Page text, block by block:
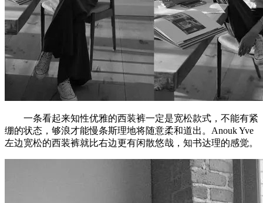
一条看起来知性优雅的西装裤一定是宽松款式，不能有紧
绷的状态，够浪才能慢条斯理地将随意柔和道出。Anouk Yve
左边宽松的西装裤就比右边更有闲散悠哉，知书达理的感觉。